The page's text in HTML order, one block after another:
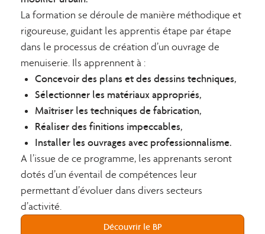
La formation se déroule de manière méthodique et
rigoureuse, guidant les apprentis étape par étape
dans le processus de création d’un ouvrage de
menuiserie. Ils apprennent à :
Concevoir des plans et des dessins techniques,
Sélectionner les matériaux appropriés,
Maîtriser les techniques de fabrication,
Réaliser des finitions impeccables,
Installer les ouvrages avec professionnalisme.
A l’issue de ce programme, les apprenants seront
dotés d’un éventail de compétences leur
permettant d’évoluer dans divers secteurs
d’activité.
Découvrir le BP